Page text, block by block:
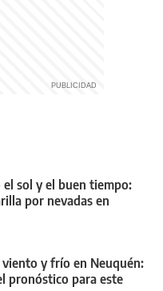
el sol y el buen tiempo:
por nevadas en
y frío en Neuquén:
pronóstico para este